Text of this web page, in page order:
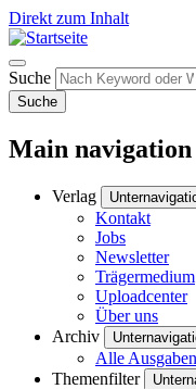
Direkt zum Inhalt
Suche
Suche
Main navigation
Verlag
Kontakt
Jobs
Newsletter
Trägermedium
Uploadcenter
Über uns
Archiv
Alle Ausgaben
Themenfilter